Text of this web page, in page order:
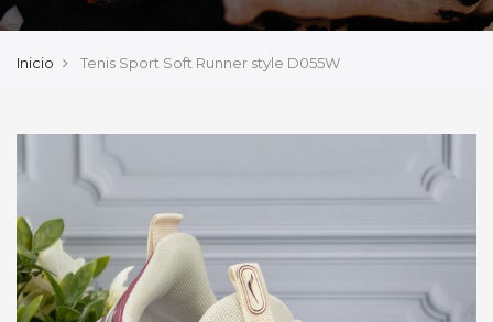
Inicio Tenis Sport Soft Runner style D055W